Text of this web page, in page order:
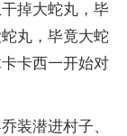
掉大蛇丸，毕
丸，毕竟大蛇
卡西一开始对
装潜进村子、